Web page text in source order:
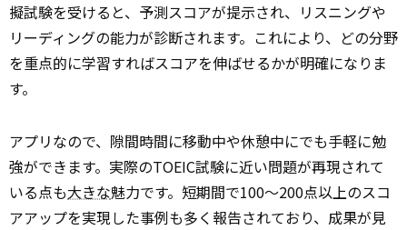
擬試験を受けると、予測スコアが提示され、リスニングや
リーディングの能力が診断されます。これにより、どの分野
を重点的に学習すればスコアを伸ばせるかが明確になりま
す。
アプリなので、隙間時間に移動中や休憩中にでも手軽に勉
強ができます。実際のTOEIC試験に近い問題が再現されて
いる点も大きな魅力です。短期間で100～200点以上のスコ
アアップを実現した事例も多く報告されており、成果が見